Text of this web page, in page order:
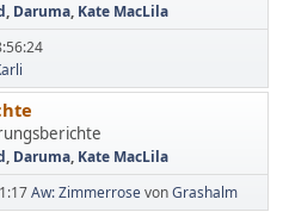
, Daruma, Kate MacLila
, Daruma, Kate MacLila
Aw: ZimmerrosevonGrashalm